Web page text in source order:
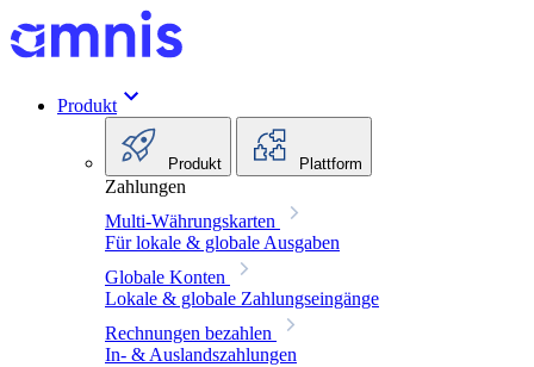
Produkt
Produkt Plattform
Zahlungen
Multi-Währungskarten
Für lokale & globale Ausgaben
Globale Konten
Lokale & globale Zahlungseingänge
Rechnungen bezahlen
In- & Auslandszahlungen